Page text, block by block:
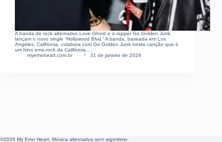
A banda de rock alternativo Love Ghost e o rapper Go Golden Junk
lançam o novo single “Hollywood Blvd.” A banda, baseada em Los
Angeles, Califórnia, colabora com Go Golden Junk nesta canção que é
um hino emo-rock da Califórnia,…
myemoheart.com.br
31 de janeiro de 2024
©2026 My Emo Heart. Música alternativa sem algoritimo.